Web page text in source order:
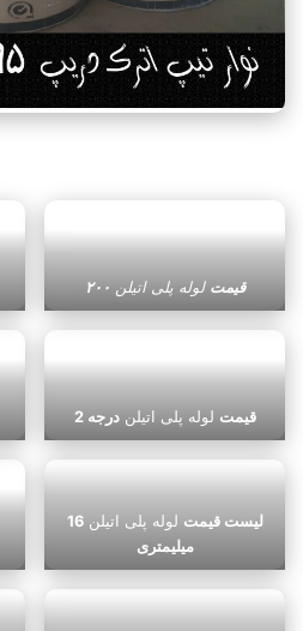
قیمت لوله پلی اتیلن ۲۰۰
قیمت لوله پلی اتیلندرجه 2
لیست قیمت لوله پلی اتیلن16
میلیمتری